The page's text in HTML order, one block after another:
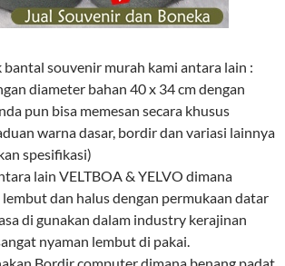
souvenir murah kami antara lain :
diameter bahan 40 x 34 cm dengan
pun bisa memesan secara khusus
warna dasar, bordir dan variasi lainnya
spesifikasi)
lain VELTBOA & YELVO dimana
dan halus dengan permukaan datar
di gunakan dalam industry kerajinan
nyaman lembut di pakai.